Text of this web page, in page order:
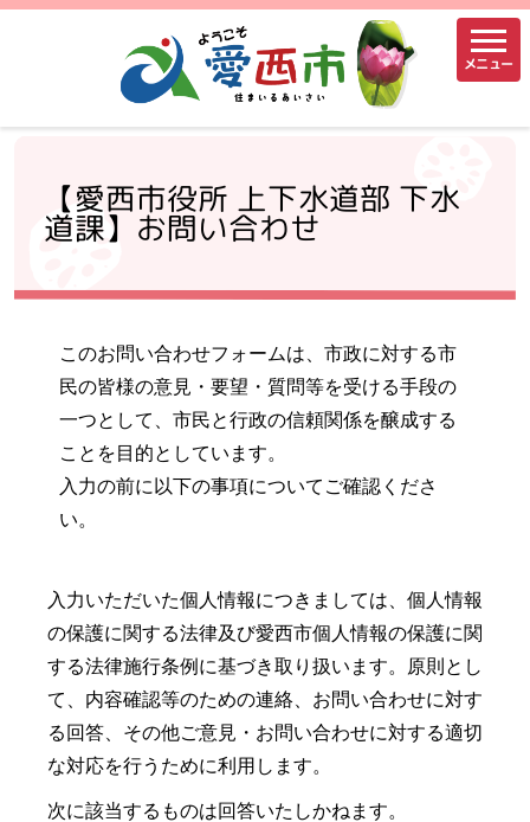
メニュー
【愛西市役所 上下水道部 下水
道課】お問い合わせ
このお問い合わせフォームは、市政に対する市
民の皆様の意見・要望・質問等を受ける手段の
一つとして、市民と行政の信頼関係を醸成する
ことを目的としています。
入力の前に以下の事項についてご確認くださ
い。
入力いただいた個人情報につきましては、個人情報
の保護に関する法律及び愛西市個人情報の保護に関
する法律施行条例に基づき取り扱います。原則とし
て、内容確認等のための連絡、お問い合わせに対す
る回答、その他ご意見・お問い合わせに対する適切
な対応を行うために利用します。
次に該当するものは回答いたしかねます。